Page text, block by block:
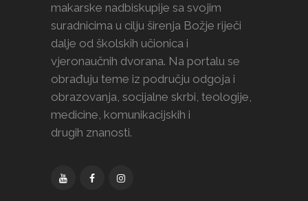
makarske nadbiskupije sa svojim
suradnicima u cilju širenja Božje riječi
dalje od školskih učionica i
vjeronaučnih dvorana. Na portalu se
obrađuju teme iz području odgoja i
obrazovanja, socijalne skrbi, teologije,
medicine, komunikacijskih i
drugih znanosti.